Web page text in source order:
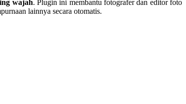
wajah. Plugin ini membantu fotografer dan editor foto
lainnya secara otomatis.